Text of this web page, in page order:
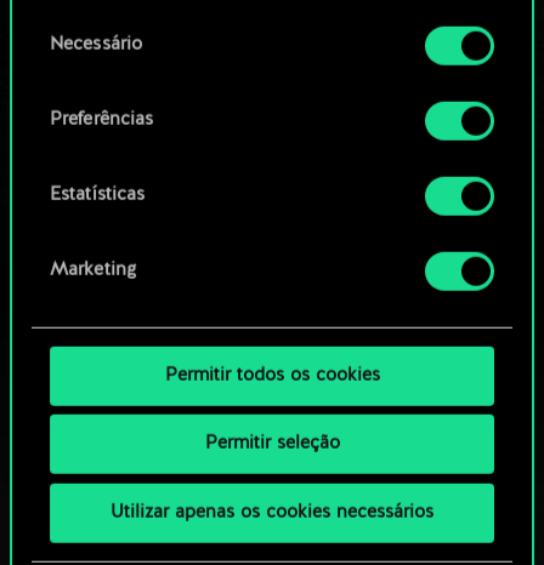
Você encontrará todos os detalhes sobre o uso
de cookies e poderá ajustar as suas preferências
no menu "Configurações" abaixo.
deNecessário
Preferências
Estatísticas
Marketing
Permitir todos os cookies
Permitir seleção
Utilizar apenas os cookies necessários
comunidade